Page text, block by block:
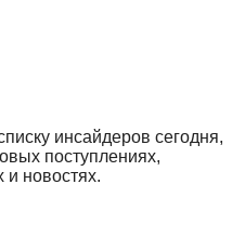
инсайдеров сегодня,
поступлениях,
новостях.